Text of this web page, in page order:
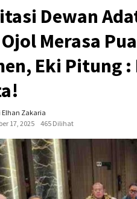
Dewan
Merasa
Eki Pitung
Elhan Zakaria
17, 2025
465 Dilihat